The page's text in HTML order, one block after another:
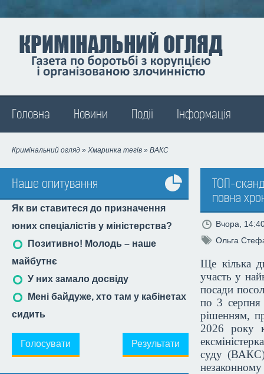
Головна Новини Події Інформація
Кримінальний огляд » Хмаринка тегів » ВАКС
Наше опитування
Усі
опитування
Як ви ставитеся до призначення
юних спеціалістів у міністерства?
Позитивно! Молодь – наше
майбутнє
У них замало досвіду
Мені байдуже, хто там у кабінетах
сидить
Голосувати Результати
ТОП-
повна
Вчора,
Ольга
Ще кілька
участь у
посади
по 3 серпня
рішенням,
2026 року
суду (ВАКС)
незаконному